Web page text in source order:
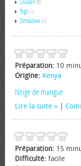
Soudan(0)
Togo(1)
Zimbabwe(1)
Préparation: 10
Origine: Kenya
Neige de mangue
Lire la suite
Préparation: 15
Difficulté: facile